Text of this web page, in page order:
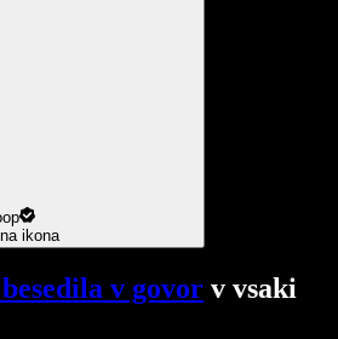
ikona
v govor v vsaki